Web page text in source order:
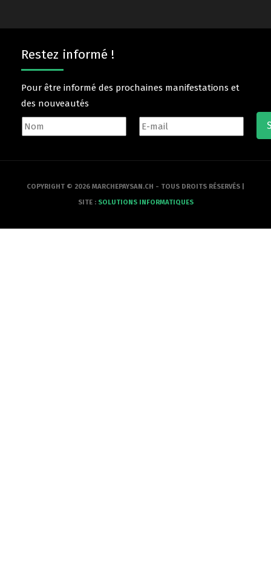
Restez informé !
Pour être informé des prochaines manifestations et
des nouveautés
COPYRIGHT © 2026 MARCHEPAYSAN.CH - TOUS DROITS RÉSERVÉS |
SITE : SOLUTIONS INFORMATIQUES